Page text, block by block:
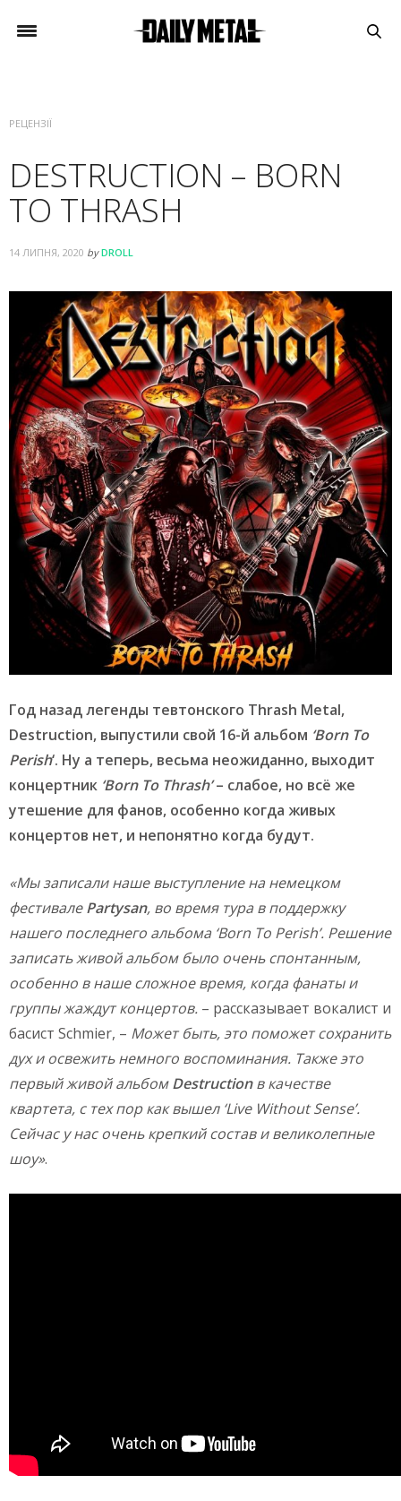
РЕЦЕНЗІЇ
DESTRUCTION – BORN
TO THRASH
14 ЛИПНЯ, 2020 by DROLL
Год назад легенды тевтонского Thrash Metal,
Destruction, выпустили свой 16-й альбом ‘Born To
Perish‘. Ну а теперь, весьма неожиданно, выходит
концертник ‘Born To Thrash’– слабое, но всё же
утешение для фанов, особенно когда живых
концертов нет, и непонятно когда будут.
«Мы записали наше выступление на немецком
фестивалеPartysan, во время тура в поддержку
нашего последнего альбома ‘Born To Perish’. Решение
записать живой альбом было очень спонтанным,
особенно в наше сложное время, когда фанаты и
группы жаждут концертов. – рассказывает вокалист и
басист Schmier, – Может быть, это поможет сохранить
дух и освежить немного воспоминания. Также это
первый живой альбомDestructionв качестве
квартета, с тех пор как вышел ‘Live Without Sense’.
Сейчас у нас очень крепкий состав и великолепные
шоу».